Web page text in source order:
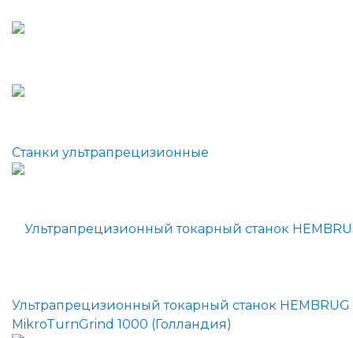
Станки ультрапрецизионные
Ультрапрецизионный токарный станок HEMBRUG
MikroTurnGrind 1000 (Голландия)